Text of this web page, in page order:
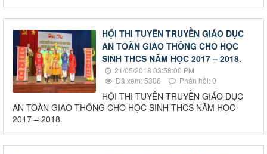
HỘI THI TUYÊN TRUYỀN GIÁO DỤC
AN TOÀN GIAO THÔNG CHO HỌC
SINH THCS NĂM HỌC 2017 – 2018.
21/05/2018 03:58:00 PM
Đã xem: 5306
Phản hồi: 0
HỘI THI TUYÊN TRUYỀN GIÁO DỤC
AN TOÀN GIAO THÔNG CHO HỌC SINH THCS NĂM HỌC
2017 – 2018.